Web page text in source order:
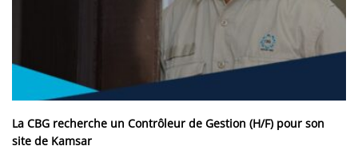
La CBG recherche un Contrôleur de Gestion (H/F) pour son
site de Kamsar